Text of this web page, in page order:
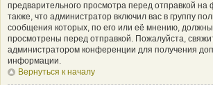
предварительного просмотра перед отправкой
также, что администратор включил вас в группу
сообщения которых, по его или её мнению,
просмотрены перед отправкой. Пожалуйста,
администратором конференции для получения
информации.
Вернуться к началу